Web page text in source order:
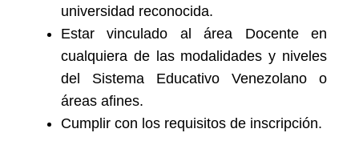
universidad reconocida.
Estar vinculado al área Docente en
cualquiera de las modalidades y niveles
del Sistema Educativo Venezolano o
áreas afines.
Cumplir con los requisitos de inscripción.